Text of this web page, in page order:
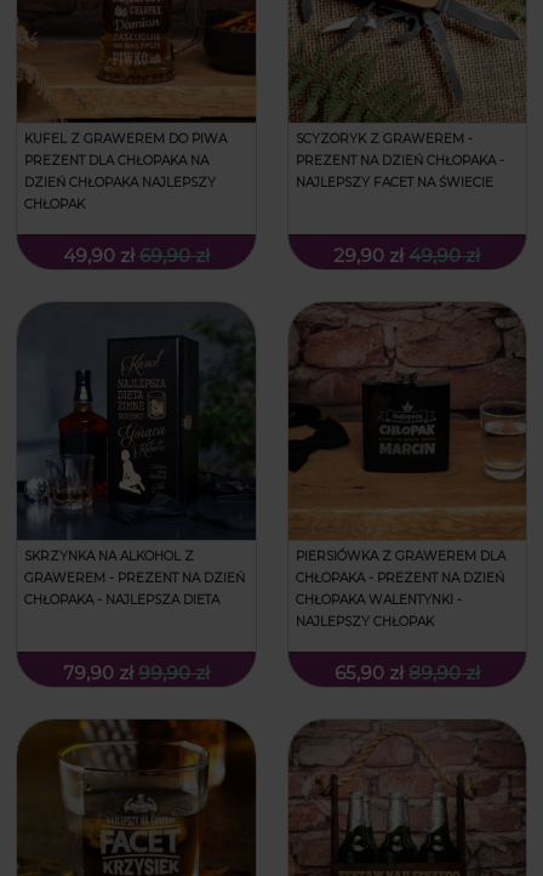
KUFEL Z GRAWEREM DO PIWA
PREZENT DLA CHŁOPAKA NA
DZIEŃ CHŁOPAKA NAJLEPSZY
CHŁOPAK
49,90 zł 69,90 zł
SCYZORYK Z GRAWEREM -
PREZENT NA DZIEŃ CHŁOPAKA -
NAJLEPSZY FACET NA ŚWIECIE
29,90 zł 49,90 zł
SKRZYNKA NA ALKOHOL Z
GRAWEREM - PREZENT NA DZIEŃ
CHŁOPAKA - NAJLEPSZA DIETA
79,90 zł 99,90 zł
PIERSIÓWKA Z GRAWEREM DLA
CHŁOPAKA - PREZENT NA DZIEŃ
CHŁOPAKA WALENTYNKI -
NAJLEPSZY CHŁOPAK
65,90 zł 89,90 zł